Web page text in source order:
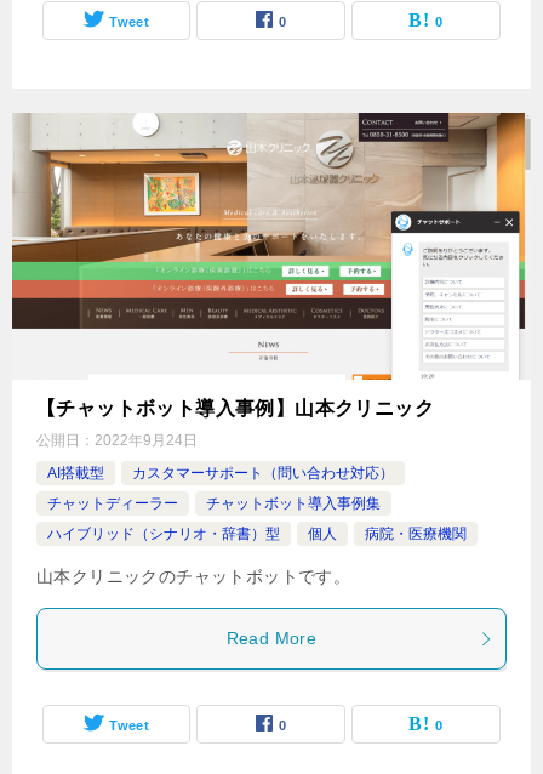
Tweet 0 0
【チャットボット導入事例】山本クリニック
公開日： 2022年9月24日
AI搭載型
カスタマーサポート（問い合わせ対応）
チャットディーラー
チャットボット導入事例集
ハイブリッド（シナリオ・辞書）型
個人 病院・医療機関
山本クリニックのチャットボットです。
Read More
Tweet 0 0